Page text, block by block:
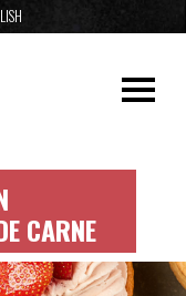
CARNE